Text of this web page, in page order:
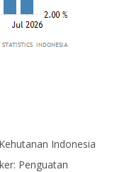
Indonesia
Penguatan